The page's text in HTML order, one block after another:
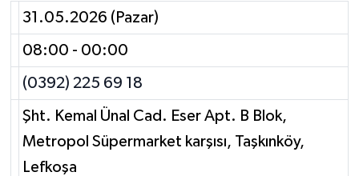
31.05.2026 (Pazar)
08:00 - 00:00
(0392) 225 69 18
Şht. Kemal Ünal Cad. Eser Apt. B Blok,
Metropol Süpermarket karşısı, Taşkınköy,
Lefkoşa